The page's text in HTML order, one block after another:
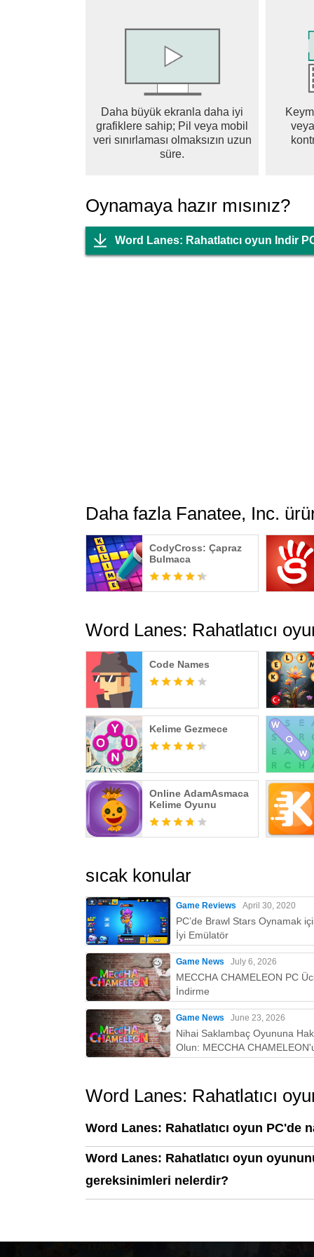
Daha büyük ekranla daha iyi
grafiklere sahip; Pil veya mobil
veri sınırlaması olmaksızın uzun
süre.
Oynamaya hazır mısınız?
Word Lanes: Rahatlatıcı oyun Indir
Daha fazla Fanatee, Inc.
CodyCross: Çapraz
Bulmaca
Word Lanes: Rahatlatıcı
Code Names
Kelime Gezmece
Online AdamAsmaca
Kelime Oyunu
sıcak konular
Game Reviews April 30, 2020
PC’de Brawl Stars Oynamak
İyi Emülatör
Game News July 6, 2026
MECCHA CHAMELEON PC
İndirme
Game News June 23, 2026
Nihai Saklambaç Oyununa
Olun: MECCHA
PC'de Oynamak İçin Neden
Word Lanes: Rahatlatıcı
Word Lanes: Rahatlatıcı oyun PC'de
Word Lanes: Rahatlatıcı oyun
gereksinimleri nelerdir?